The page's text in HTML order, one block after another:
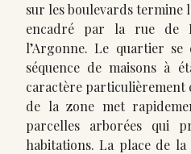
sur les boulevards termine
encadré par la rue de
l’Argonne. Le quartier
séquence de maisons à
caractère particulièrement
de la zone met
parcelles arborées qui
habitations. La place de la barrière est aujourd’hui